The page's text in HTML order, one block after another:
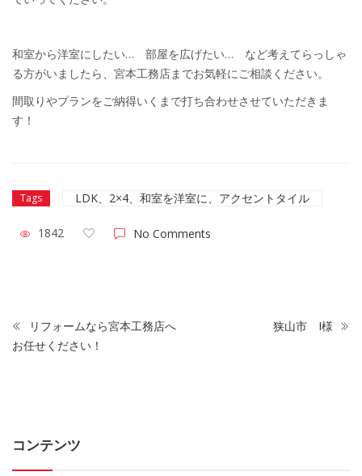
和室から洋室にしたい… 部屋を広げたい… など考えてらっしゃ
る方がいましたら、宮本工務店までお気軽にご相談ください。
間取りやプランをご納得いくまで打ち合わせさせていただきま
す！
Tags LDK、2×4、和室を洋室に、アクセントタイル
1842 No Comments
リフォームなら宮本工務店へ
お任せください！
狭山市 I様
コンテンツ